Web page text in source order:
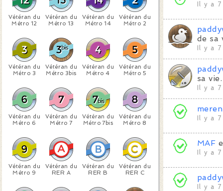
Vétéran du
Métro 12
Vétéran du
Métro 13
Vétéran du
Métro 14
Vétéran du
Métro 2
Vétéran du
Métro 3
Vétéran du
Métro 3bis
Vétéran du
Métro 4
Vétéran du
Métro 5
Vétéran du
Métro 6
Vétéran du
Métro 7
Vétéran du
Métro 7bis
Vétéran du
Métro 8
Vétéran du
Métro 9
Vétéran du
RER A
Vétéran du
RER B
Vétéran du
RER C
Il y a
de sa
Il y a
sa vie.
Il y a
Il y a
MAF
Il y a
Il y a